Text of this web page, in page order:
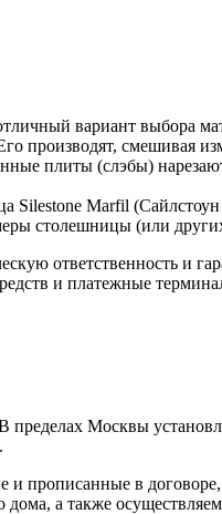
вариант выбора
производят,
плиты (слэбы)
Silestone Marfil
столешницы (или
ответственность и
и платежные
Москвы
прописанные в
а также